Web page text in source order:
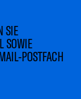
SIE
SOWIE
POSTFACH